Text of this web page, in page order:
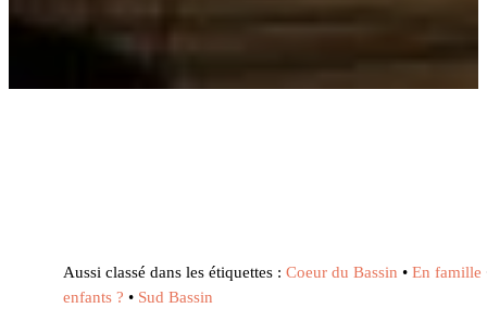
Aussi classé dans les étiquettes : Coeur du Bassin • En famille
enfants ? • Sud Bassin